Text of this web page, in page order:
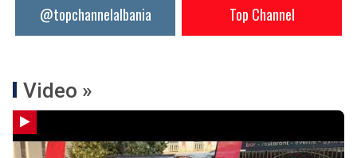
@topchannelalbania Top Channel
Video »